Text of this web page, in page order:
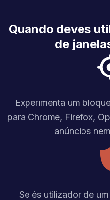
Quando deves
de
Experimenta um
para Chrome, Firefox,
anúncios
Se és utilizador de